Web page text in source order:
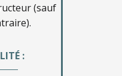
(sauf
: